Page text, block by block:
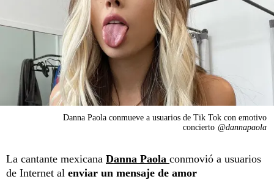
Danna Paola conmueve a usuarios de Tik Tok con emotivo
concierto @dannapaola
La cantante mexicana Danna Paola conmovió a usuarios
de Internet al enviar un mensaje de amor